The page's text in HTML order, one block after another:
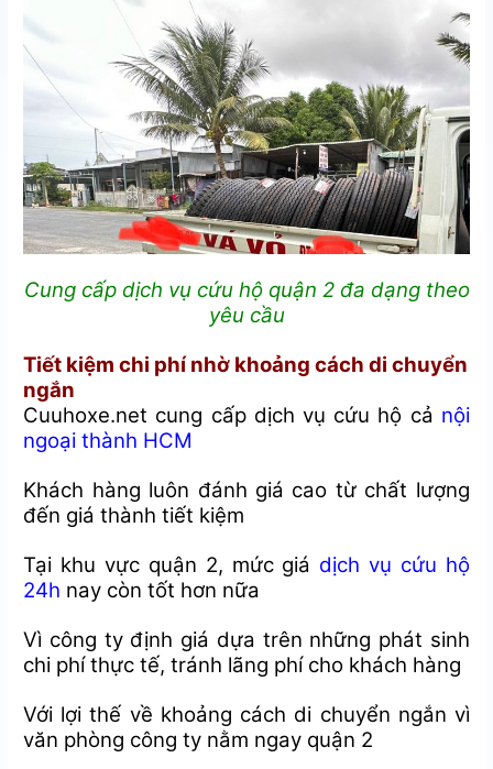
Cung cấp dịch vụ cứu hộ quận 2 đa dạng theo
yêu cầu
Tiết kiệm chi phí nhờ khoảng cách di chuyển
ngắn
Cuuhoxe.net cung cấp dịch vụ cứu hộ cả nội
ngoại thành HCM
Khách hàng luôn đánh giá cao từ chất lượng
đến giá thành tiết kiệm
Tại khu vực quận 2, mức giá dịch vụ cứu hộ
24h nay còn tốt hơn nữa
Vì công ty định giá dựa trên những phát sinh
chi phí thực tế, tránh lãng phí cho khách hàng
Với lợi thế về khoảng cách di chuyển ngắn vì
văn phòng công ty nằm ngay quận 2